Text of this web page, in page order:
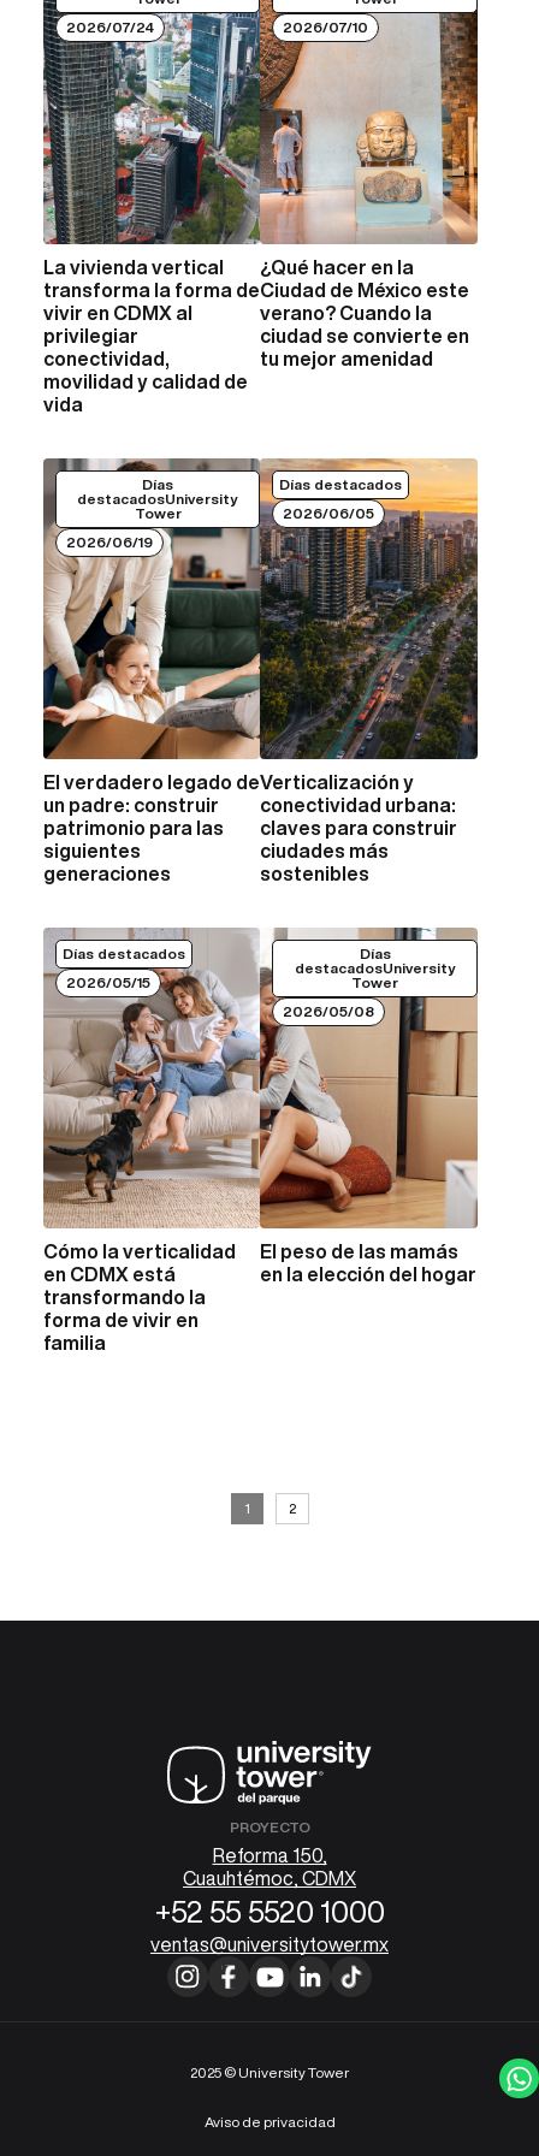
2026/07/24
VER MÁS
La vivienda vertical
transforma la forma de
vivir en CDMX al
privilegiar
conectividad,
movilidad y calidad de
vida
2026/07/10
VER MÁS
¿Qué hacer en la
Ciudad de México este
verano? Cuando la
ciudad se convierte en
tu mejor amenidad
Días
destacadosUniversity
Tower
2026/06/19
VER MÁS
El verdadero legado de
un padre: construir
patrimonio para las
siguientes
generaciones
Días destacados
2026/06/05
VER MÁS
Verticalización y
conectividad urbana:
claves para construir
ciudades más
sostenibles
Días destacados
2026/05/15
VER MÁS
Cómo la verticalidad
en CDMX está
transformando la
forma de vivir en
familia
Días
destacadosUniversity
Tower
2026/05/08
VER MÁS
El peso de las mamás
en la elección del hogar
1 2
PROYECTO
Reforma 150,
Cuauhtémoc, CDMX
+52 55 5520 1000
ventas@universitytower.mx
Aviso de privacidad
2025 © University Tower